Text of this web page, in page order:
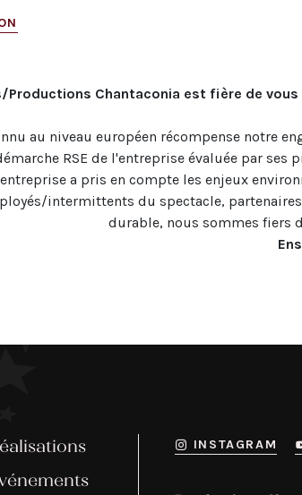
Chantaconia est fière de
au niveau européen récompense notre
RSE de l'entreprise évaluée par
a pris en compte les enjeux
intermittents du spectacle,
INSTAGRAM